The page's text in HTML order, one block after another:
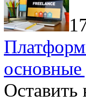
основные
Оставить